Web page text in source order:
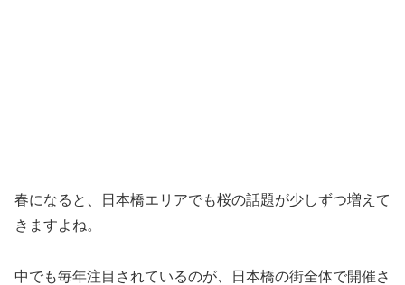
春になると、日本橋エリアでも桜の話題が少しずつ増えて
きますよね。
中でも毎年注目されているのが、日本橋の街全体で開催さ